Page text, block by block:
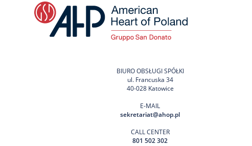
BIURO OBSŁUGI SPÓŁKI
ul. Francuska 34
40-028 Katowice
E-MAIL
sekretariat@ahop.pl
CALL CENTER
801 502 302